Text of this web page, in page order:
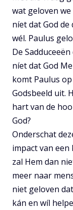
wat geloven we
níet dat God
wél. Paulus
De
níet dat God
komt Paulus
Godsbeeld uit.
hart van de
God?
Onderschat
impact van een
zal Hem dan
meer naar
niet geloven
kán en wíl